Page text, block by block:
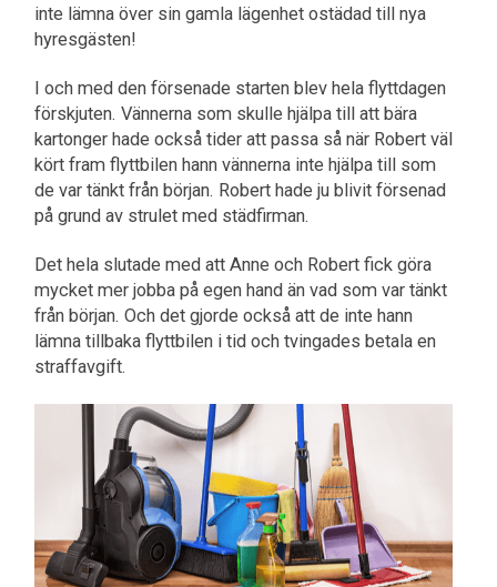
inte lämna över sin gamla lägenhet ostädad till nya
hyresgästen!
I och med den försenade starten blev hela flyttdagen
förskjuten. Vännerna som skulle hjälpa till att bära
kartonger hade också tider att passa så när Robert väl
kört fram flyttbilen hann vännerna inte hjälpa till som
de var tänkt från början. Robert hade ju blivit försenad
på grund av strulet med städfirman.
Det hela slutade med att Anne och Robert fick göra
mycket mer jobba på egen hand än vad som var tänkt
från början. Och det gjorde också att de inte hann
lämna tillbaka flyttbilen i tid och tvingades betala en
straffavgift.